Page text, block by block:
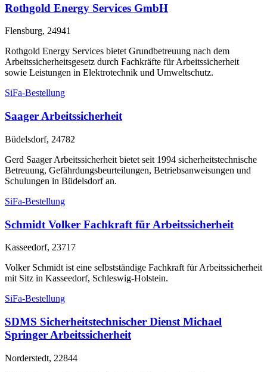
Rothgold Energy Services GmbH
Flensburg, 24941
Rothgold Energy Services bietet Grundbetreuung nach dem
Arbeitssicherheitsgesetz durch Fachkräfte für Arbeitssicherheit
sowie Leistungen in Elektrotechnik und Umweltschutz.
SiFa-Bestellung
Saager Arbeitssicherheit
Büdelsdorf, 24782
Gerd Saager Arbeitssicherheit bietet seit 1994 sicherheitstechnische
Betreuung, Gefährdungsbeurteilungen, Betriebsanweisungen und
Schulungen in Büdelsdorf an.
SiFa-Bestellung
Schmidt Volker Fachkraft für Arbeitssicherheit
Kasseedorf, 23717
Volker Schmidt ist eine selbstständige Fachkraft für Arbeitssicherheit
mit Sitz in Kasseedorf, Schleswig-Holstein.
SiFa-Bestellung
SDMS Sicherheitstechnischer Dienst Michael
Springer Arbeitssicherheit
Norderstedt, 22844